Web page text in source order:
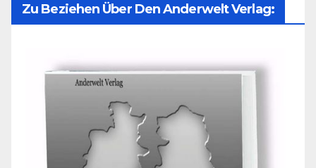
Zu Beziehen Über Den Anderwelt Verlag: